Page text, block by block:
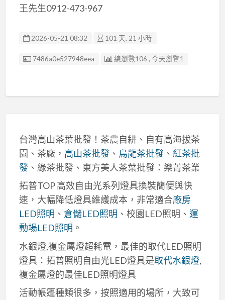
王先生0912-473-967
2026-05-21 08:32 101 天, 21 小時
廣告编號
7486a0e527948eea 總瀏覽106 , 今天瀏覽1
台灣高山茶葉批發！茶農自耕、自有高海拔茶
園、茶廠， 高山茶批發、 烏龍茶批發、 紅茶批
發、綠茶批發、東方美人茶葉批發：樂菁茶業
拓普TOP 高效自由光系列燈具換裝簡便與快
速，大幅降低燈具維護成本，非常適合廠房
LED照明 、 倉儲LED照明 、校園LED照明、 運
動場LED照明 。
水銀燈,複金屬燈超耗電，最佳的取代LED照明
燈具：拓普照明自由光LED燈具是取代水銀燈,
複金屬燈的最佳LED照明燈具
活動帳篷種類很多，按照適用的場所，大致可